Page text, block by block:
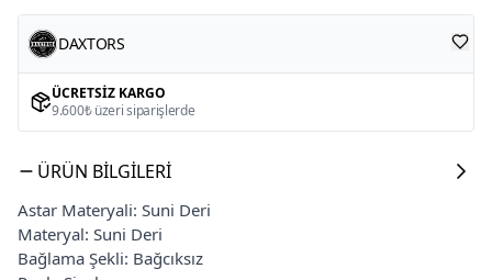
DAXTORS
ÜCRETSIZ KARGO
9.600₺ üzeri siparişlerde
ÜRÜN BILGILERI
Astar Materyali: Suni Deri
Materyal: Suni Deri
Bağlama Şekli: Bağcıksız